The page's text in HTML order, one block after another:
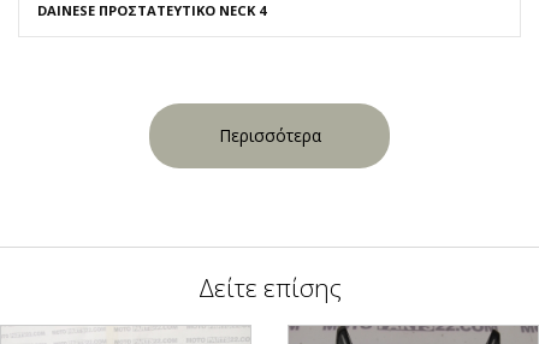
DAINESE ΠΡΟΣΤΑΤΕΥΤΙΚΟ NECK 4
Περισσότερα
Δείτε επίσης